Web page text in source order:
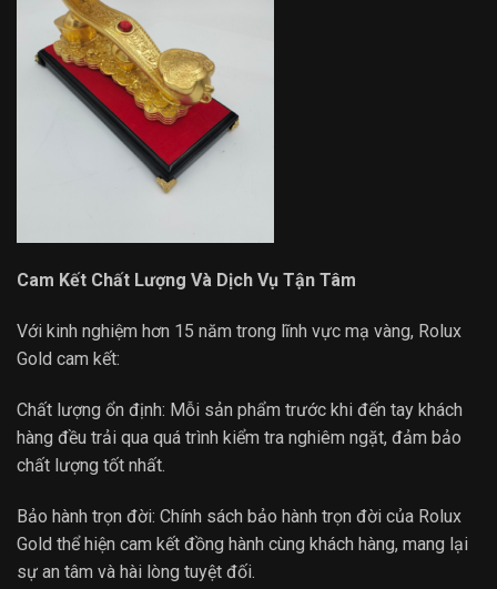
Cam Kết Chất Lượng Và Dịch Vụ Tận Tâm
Với kinh nghiệm hơn 15 năm trong lĩnh vực mạ vàng, Rolux
Gold cam kết:
Chất lượng ổn định: Mỗi sản phẩm trước khi đến tay khách
hàng đều trải qua quá trình kiểm tra nghiêm ngặt, đảm bảo
chất lượng tốt nhất.
Bảo hành trọn đời: Chính sách bảo hành trọn đời của Rolux
Gold thể hiện cam kết đồng hành cùng khách hàng, mang lại
sự an tâm và hài lòng tuyệt đối.